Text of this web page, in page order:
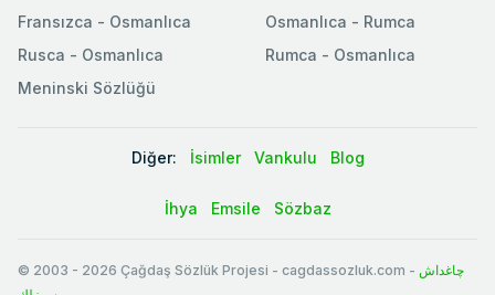
Fransızca - Osmanlıca
Rusca - Osmanlıca
Meninski Sözlüğü
Osmanlıca - Rumca
Rumca - Osmanlıca
Diğer: İsimler Vankulu Blog
İhya Emsile Sözbaz
© 2003 - 2026 Çağdaş Sözlük Projesi - cagdassozluk.com - چاغداش